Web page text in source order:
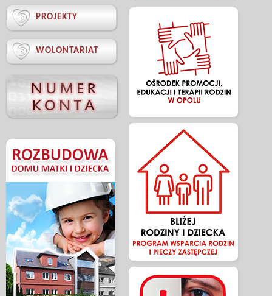
 PROJEKTY
 WOLONTARIAT